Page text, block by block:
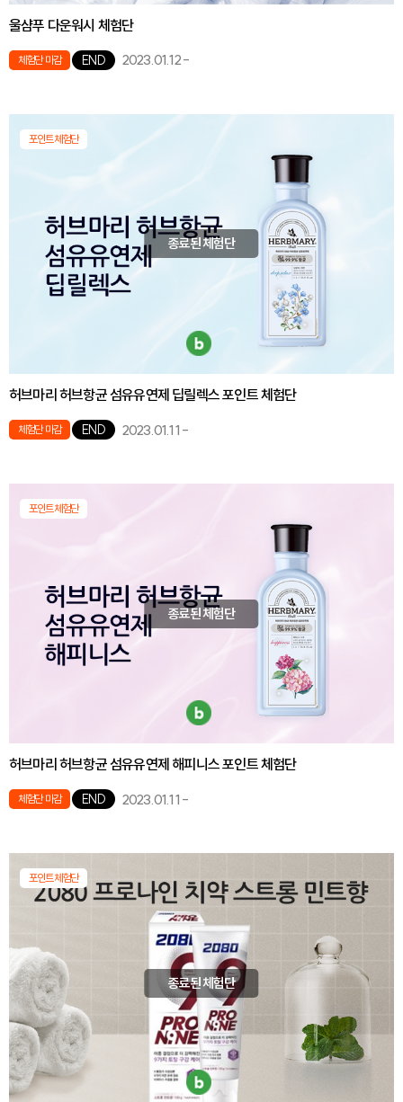
울샴푸 다운워시 체험단
체험단 마감 END 2023.01.12-
포인트체험단
종료된 체험단
허브마리 허브항균 섬유유연제 딥릴렉스 포인트 체험단
체험단 마감 END 2023.01.11 -
포인트체험단
종료된 체험단
허브마리 허브항균 섬유유연제 해피니스 포인트 체험단
체험단 마감 END 2023.01.11 -
포인트체험단
종료된 체험단